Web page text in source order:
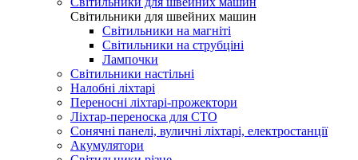
Світильники для швейних машин
Світильники на магніті
Світильники на струбціні
Лампочки
Світильники настільні
Налобні ліхтарі
Переносні ліхтарі-прожектори
Ліхтар-переноска для СТО
Сонячні панелі, вуличні ліхтарі, електростанції
Акумулятори